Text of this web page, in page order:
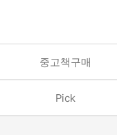
중고책구매
Pick